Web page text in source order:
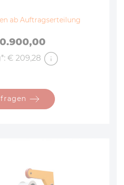
ab Auftragserteilung
€ 209,28